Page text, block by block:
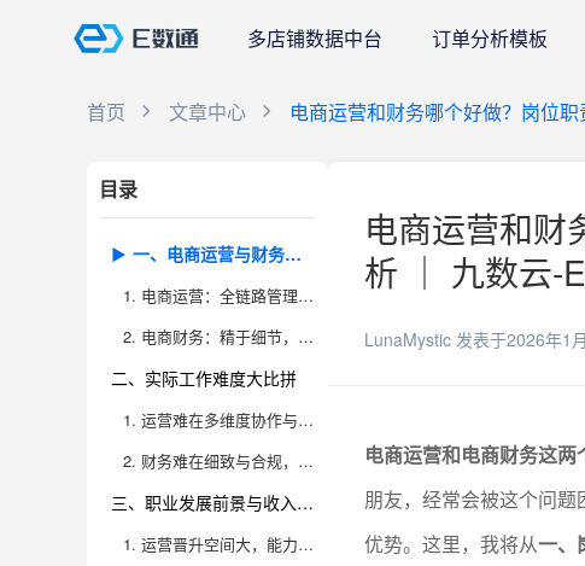
多店铺数据中台 订单分析模板
首页 文章中心 电商运营和财务哪个好做？岗位
目录
一、电商运营与财务岗位职责全景对比
1. 电商运营：全链路管理，重在增长与转化
2. 电商财务：精于细节，保障合规与风险控制
二、实际工作难度大比拼
1. 运营难在多维度协作与结果导向
2. 财务难在细致与合规，风险不可忽视
三、职业发展前景与收入对比
1. 运营晋升空间大，能力决定天花板
电商运营和财
析 ｜ 九数云-
LunaMystic 发表于2026年1
电商运营和电商财务这两
朋友，经常会被这个问
优势。这里，我将从一、